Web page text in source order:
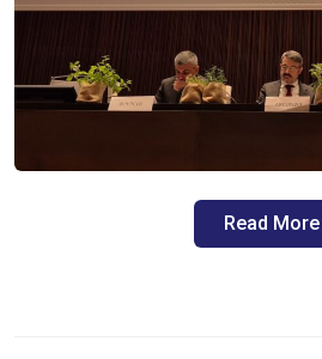
Read More